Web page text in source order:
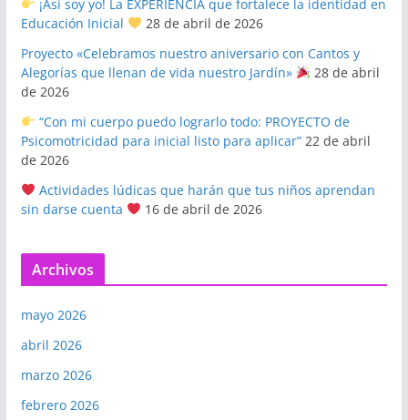
¡Así soy yo! La EXPERIENCIA que fortalece la identidad en
Educación Inicial
28 de abril de 2026
Proyecto «Celebramos nuestro aniversario con Cantos y
Alegorías que llenan de vida nuestro Jardín»
28 de abril
de 2026
“Con mi cuerpo puedo lograrlo todo: PROYECTO de
Psicomotricidad para inicial listo para aplicar” 22 de abril
de 2026
Actividades lúdicas que harán que tus niños aprendan
sin darse cuenta
16 de abril de 2026
Archivos
mayo 2026
abril 2026
marzo 2026
febrero 2026